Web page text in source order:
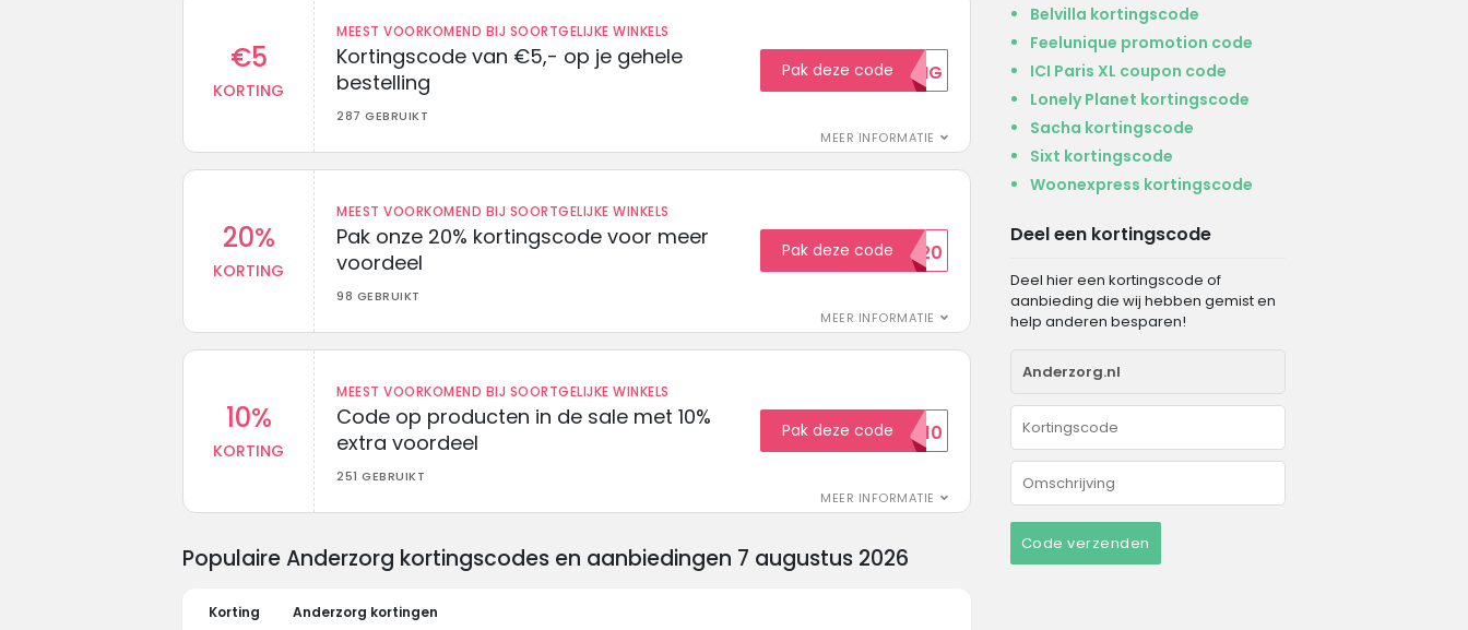
€5
KORTING
MEEST VOORKOMEND BIJ SOORTGELIJKE WINKELS
Kortingscode van €5,- op je gehele
bestelling
287 GEBRUIKT
MEER INFORMATIE
Pak deze code5KORTING
20%
KORTING
MEEST VOORKOMEND BIJ SOORTGELIJKE WINKELS
Pak onze 20% kortingscode voor meer
voordeel
98 GEBRUIKT
MEER INFORMATIE
Pak deze codeEXTRA20
10%
KORTING
MEEST VOORKOMEND BIJ SOORTGELIJKE WINKELS
Code op producten in de sale met 10%
extra voordeel
251 GEBRUIKT
MEER INFORMATIE
Pak deze codeSALE10
Belvilla kortingscode
Feelunique promotion code
ICI Paris XL coupon code
Lonely Planet kortingscode
Sacha kortingscode
Sixt kortingscode
Woonexpress kortingscode
Deel een kortingscode
Deel hier een kortingscode of
aanbieding die wij hebben gemist en
help anderen besparen!
Code verzenden
Populaire Anderzorg kortingscodes en aanbiedingen 7 augustus 2026
Korting Anderzorg kortingen